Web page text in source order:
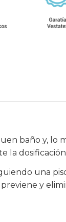
baño y, lo
la
una
y